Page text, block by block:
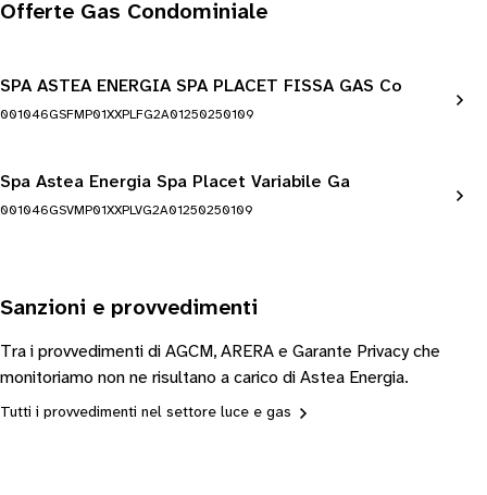
Offerte Gas Condominiale
SPA ASTEA ENERGIA SPA PLACET FISSA GAS Co
001046GSFMP01XXPLFG2A01250250109
Spa Astea Energia Spa Placet Variabile Ga
001046GSVMP01XXPLVG2A01250250109
Sanzioni e provvedimenti
Tra i provvedimenti di AGCM, ARERA e Garante Privacy che
monitoriamo non ne risultano a carico di Astea Energia.
Tutti i provvedimenti nel settore luce e gas